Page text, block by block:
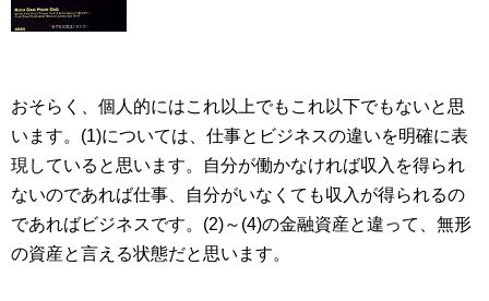
おそらく、個人的にはこれ以上でもこれ以下でもないと思
います。(1)については、仕事とビジネスの違いを明確に表
現していると思います。自分が働かなければ収入を得られ
ないのであれば仕事、自分がいなくても収入が得られるの
であればビジネスです。(2)～(4)の金融資産と違って、無形
の資産と言える状態だと思います。